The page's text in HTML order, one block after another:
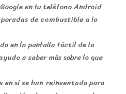
en tu teléfono Android
de combustible a lo
en la pantalla táctil de la
a saber más sobre lo que
en sí se han reinventado para